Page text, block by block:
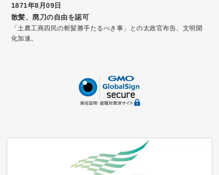
1871年8月09日
散髪、廃刀の自由を認可
「土農工商四民の斬髪勝手たるべき事」との太政官布告、文明開
化加速。